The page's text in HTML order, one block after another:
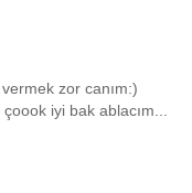
zor canım:)
iyi bak ablacım...